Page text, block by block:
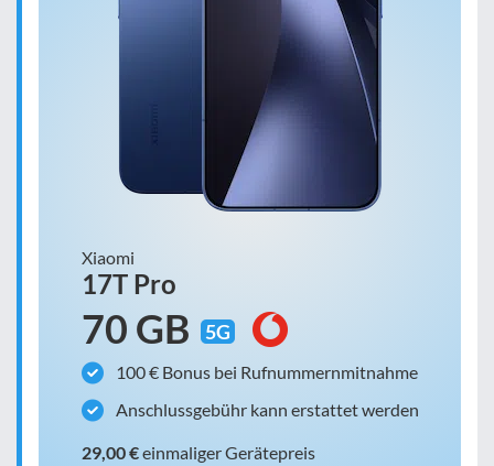
Xiaomi
17T Pro
70 GB 5G
100 € Bonus bei Rufnummernmitnahme
Anschlussgebühr kann erstattet werden
29,00 €einmaliger Gerätepreis